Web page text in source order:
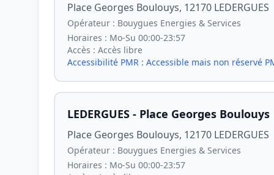
Place Georges Boulouys, 12170 LEDERGUES
Opérateur : Bouygues Energies & Services
Horaires : Mo-Su 00:00-23:57
Accès : Accès libre
Accessibilité PMR : Accessible mais non réservé
LEDERGUES - Place Georges Boulouys
Place Georges Boulouys, 12170 LEDERGUES
Opérateur : Bouygues Energies & Services
Horaires : Mo-Su 00:00-23:57